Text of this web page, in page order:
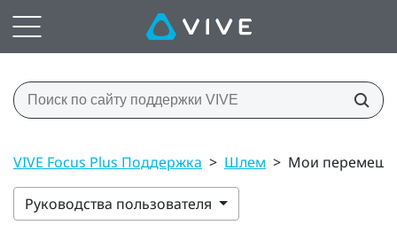
VIVE Focus Plus Поддержка > Шлем > Мои
Руководства пользователя